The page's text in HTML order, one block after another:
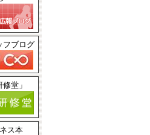
フブログ
堂」
ス本